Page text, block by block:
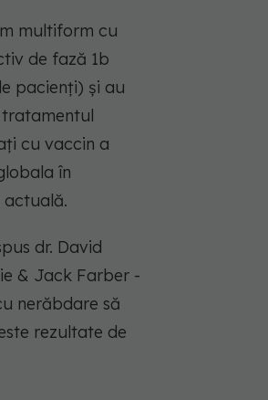
multiform cu
de fază 1b
pacienți) și au
cu vaccin a
în
dr. David
& Jack Farber -
nerăbdare să
rezultate de